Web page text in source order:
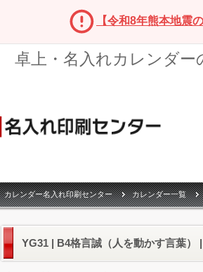
【令和8年熊本地震
卓上・名入れカレンダ
カレンダー名入れ印刷センター カレンダー一覧
YG31 | B4格言誠（人を動かす言葉）